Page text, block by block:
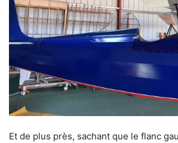
Et de plus près, sachant que le flanc